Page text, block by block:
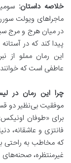
خلاصه داستان:
ماجراهای ویولت
در میان هرج و مرج
پیدا کند که در
این رمان مملو از
عاطفی است که
چرا این رمان در
موفقیت بی‌نظیر دو
برای «طوفان
فانتزی و
که مخاطب به راحتی
غیرمنتظره،